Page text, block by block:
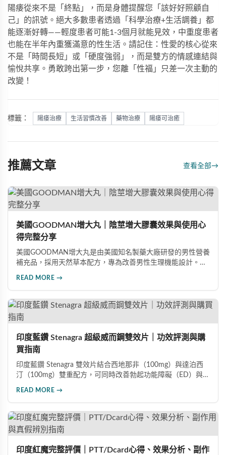
陽痿從來不是「終點」，而是身體提醒您「該好好照顧自
己」的訊號。絕大多數患者透過「科學治療+生活調養」都
能逐漸好轉——輕度患者可能1-3個月就能見效，中重度患者
也能在半年內重獲滿意的性生活。請記住：性愛的核心從來
不是「時間長短」或「硬度強弱」，而是雙方的情感連結與
愉悅共享。勇敢跨出第一步，您離「性福」只差一次主動的
改變！
標籤： 陽痿治療 生活習慣改善 藥物治療 陽痿可治癒
推薦文章 查看全部→
美國GOODMAN增大丸｜陰莖增大膠囊效果與使用心
得完整分享
美國GOODMAN增大丸是由美國知名製藥大廠研發的男性營養
補充品，採用天然草本配方，專為改善男性生理機能設計。根
READ MORE →
印度藍鑽 Stenagra 超級威而鋼雙效片｜功效評測與購
買指南
印度藍鑽 Stenagra 雙效片結合西地那非（100mg）與達泊西
汀（100mg）雙重配方，可同時改善勃起功能障礙（ED）與早
高的男性保健品選擇。
READ MORE →
印度紅魔完整評價｜PTT/Dcard心得、效果分析、副作